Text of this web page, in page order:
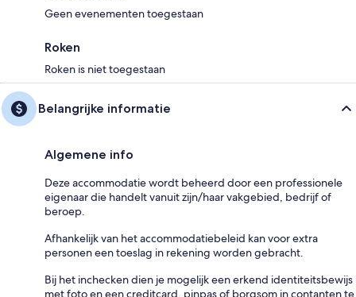
Geen evenementen toegestaan
Roken
Roken is niet toegestaan
Belangrijke informatie
Algemene info
Deze accommodatie wordt beheerd door een professionele
eigenaar die handelt vanuit zijn/haar vakgebied, bedrijf of
beroep.
Afhankelijk van het accommodatiebeleid kan voor extra
personen een toeslag in rekening worden gebracht.
Bij het inchecken dien je mogelijk een erkend identiteitsbewijs
met foto en een creditcard, pinpas of borgsom in contanten te